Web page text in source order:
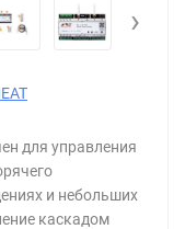
›
для управления
и небольших
каскадом